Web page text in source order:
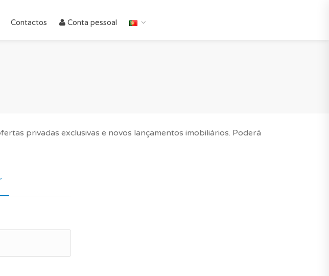
Contactos Conta pessoal
privadas exclusivas e novos lançamentos imobiliários. Poderá